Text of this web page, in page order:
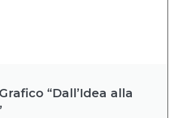
“Dall’Idea alla